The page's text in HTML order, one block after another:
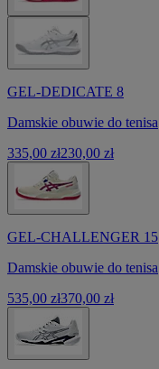
GEL-DEDICATE 8
Damskie obuwie do tenisa
335,00 zł230,00 zł
GEL-CHALLENGER 15
Damskie obuwie do tenisa
535,00 zł370,00 zł